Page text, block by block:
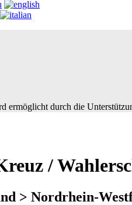
ermöglicht durch die
/
> Nordrhein-